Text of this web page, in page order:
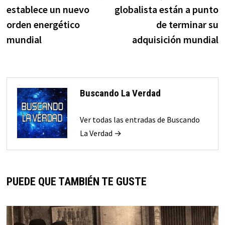
entradas
establece un nuevo
orden energético
mundial
globalista están a punto
de terminar su
adquisición mundial
Buscando La Verdad
Ver todas las entradas de Buscando
La Verdad →
PUEDE QUE TAMBIÉN TE GUSTE